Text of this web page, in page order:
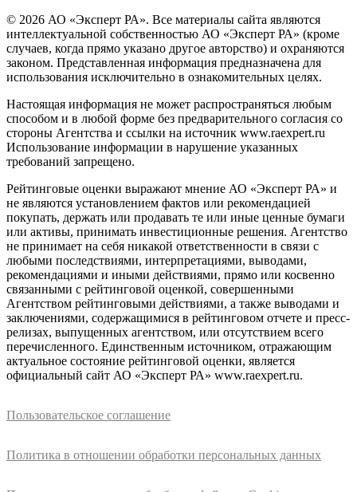
© 2026 АО «Эксперт РА». Все материалы сайта являются
интеллектуальной собственностью АО «Эксперт РА» (кроме
случаев, когда прямо указано другое авторство) и охраняются
законом. Представленная информация предназначена для
использования исключительно в ознакомительных целях.
Настоящая информация не может распространяться любым
способом и в любой форме без предварительного согласия со
стороны Агентства и ссылки на источник www.raexpert.ru
Использование информации в нарушение указанных
требований запрещено.
Рейтинговые оценки выражают мнение АО «Эксперт РА» и
не являются установлением фактов или рекомендацией
покупать, держать или продавать те или иные ценные бумаги
или активы, принимать инвестиционные решения. Агентство
не принимает на себя никакой ответственности в связи с
любыми последствиями, интерпретациями, выводами,
рекомендациями и иными действиями, прямо или косвенно
связанными с рейтинговой оценкой, совершенными
Агентством рейтинговыми действиями, а также выводами и
заключениями, содержащимися в рейтинговом отчете и пресс-
релизах, выпущенных агентством, или отсутствием всего
перечисленного. Единственным источником, отражающим
актуальное состояние рейтинговой оценки, является
официальный сайт АО «Эксперт РА» www.raexpert.ru.
Пользовательское соглашение
Политика в отношении обработки персональных данных